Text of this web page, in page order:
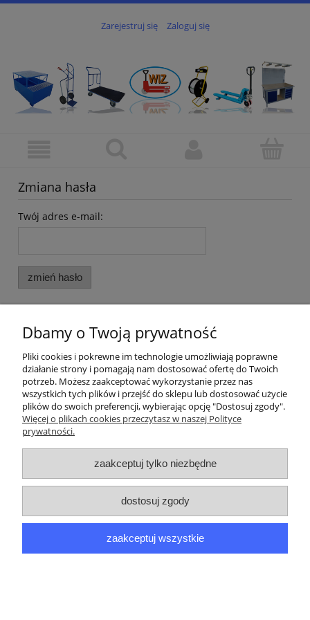
Zarejestruj się Zaloguj się
Zmiana hasła
Twój adres e-mail:
zmień hasło
Pomoc
Moje konto
Płatności i dostawa
O nas
Copyright WIZ 2024 -biuro@wiz-wozki.pl
pokaż pełną wersję strony
Sklep internetowy Shoper.pl
Dbamy o Twoją prywatność
Pliki cookies i pokrewne im technologie umożliwiają poprawne
działanie strony i pomagają nam dostosować ofertę do Twoich
potrzeb. Możesz zaakceptować wykorzystanie przez nas
wszystkich tych plików i przejść do sklepu lub dostosować użycie
plików do swoich preferencji, wybierając opcję "Dostosuj zgody".
Więcej o plikach cookies przeczytasz w naszej Polityce
prywatności.
zaakceptuj tylko niezbędne
dostosuj zgody
zaakceptuj wszystkie